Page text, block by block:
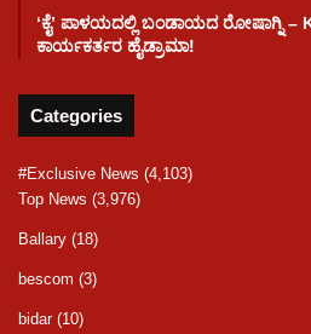
ʻಕೈʼ​ ಪಾಳಯದಲ್ಲಿ ಬಂಡಾಯದ ರೋಷಾಗ್ನಿ –
ಕಾರ್ಯಕರ್ತರ ಹೈಡ್ರಾಮಾ!
Categories
#Exclusive News (4,103)
Top News (3,976)
Ballary (18)
bescom (3)
bidar (10)